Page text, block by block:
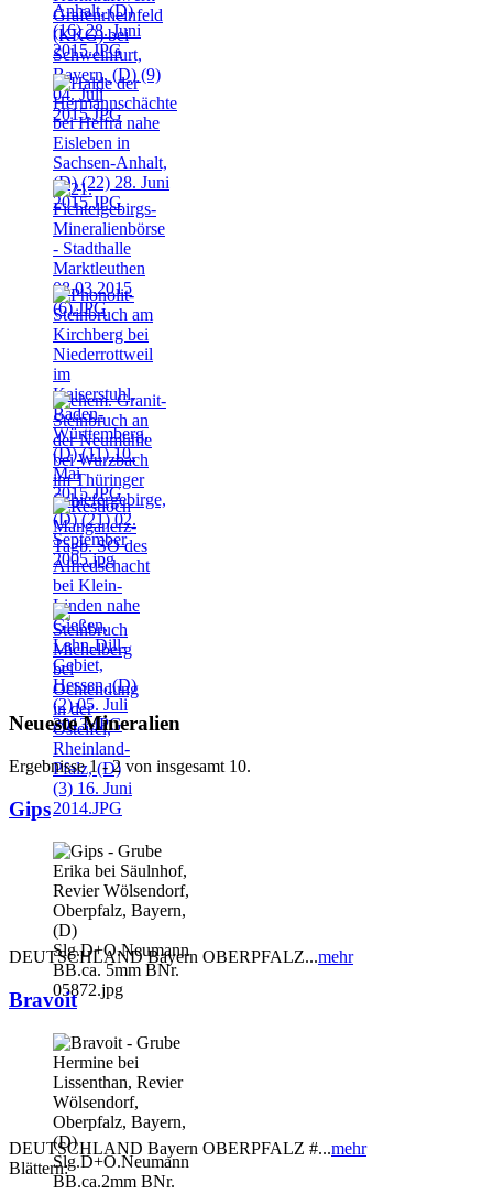
Neueste Mineralien
Ergebnisse 1 - 2 von insgesamt 10.
Gips
DEUTSCHLAND Bayern OBERPFALZ...mehr
Bravoit
DEUTSCHLAND Bayern OBERPFALZ #...mehr
Blättern: